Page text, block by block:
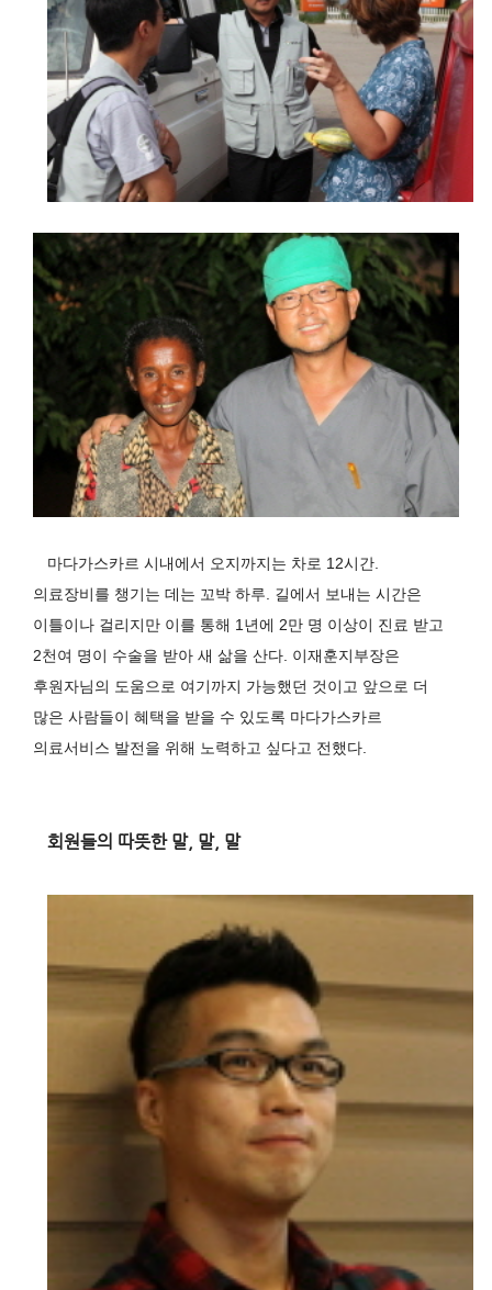
마다가스카르 시내에서 오지까지는 차로 12시간
의료장비를 챙기는 데는 꼬박 하루
길에서 보내는 시간은
이틀이나 걸리지만 이를 통해 1 년에 2만 명 이상이 진료 받고
2천여 명이 수술을 받아 새 삶을 산다 이재훈지부장은
후원자님의 도움으로 여기까지 가능했던 것이고 앞으로 더
많은 사람들이 혜택을 받을 수 있도록 마다가스카르
의료서비스 발전을 위해 노력하고 싶다고 전했다
회원들의 따뜻한 말, 말, 말